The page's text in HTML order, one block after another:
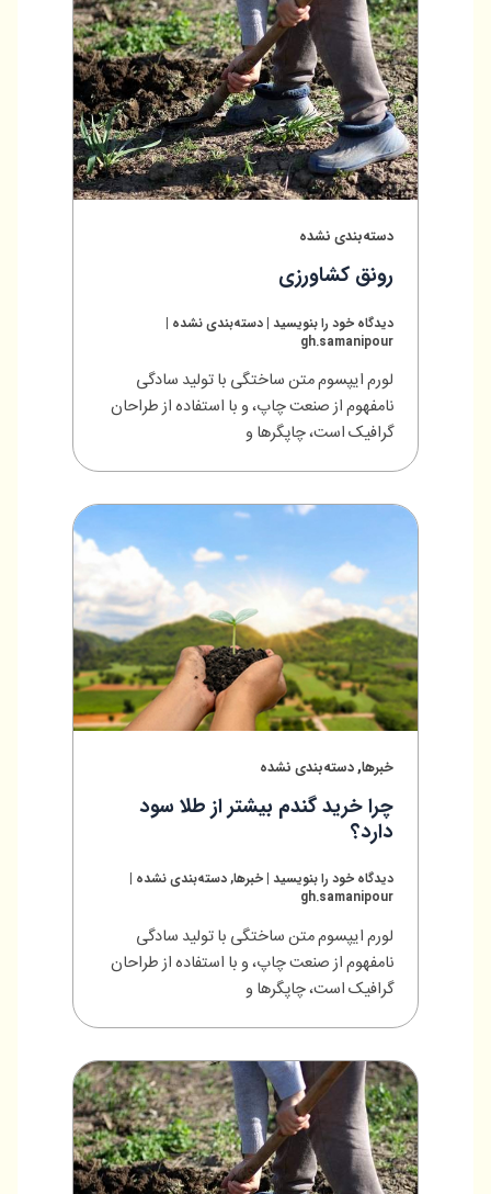
دسته‌بندی نشده
رونق کشاورزی
دیدگاه‌ خود را بنویسید | دسته‌بندی نشده |
gh.samanipour
لورم ایپسوم متن ساختگی با تولید سادگی
نامفهوم از صنعت چاپ، و با استفاده از طراحان
گرافیک است، چاپگرها و
خبرها,دسته‌بندی نشده
چرا خرید گندم بیشتر از طلا سود
دارد؟
دیدگاه‌ خود را بنویسید خبرها,دسته‌بندی نشده
gh.samanipour
لورم ایپسوم متن ساختگی با تولید سادگی
نامفهوم از صنعت چاپ، و با استفاده از طراحان
گرافیک است، چاپگرها و